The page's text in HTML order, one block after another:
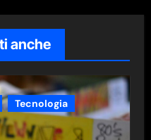
anche
Tecnologia